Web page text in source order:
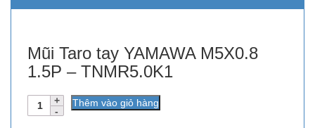
Mũi Taro tay YAMAWA M5X0.8
1.5P – TNMR5.0K1
Số
lượng
Thêm vào giỏ hàng